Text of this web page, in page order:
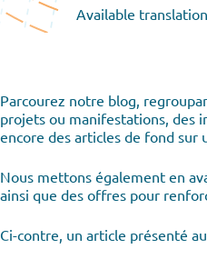
Available
Parcourez notre blog,
projets ou manifestations, des
encore des articles de fond sur
Nous mettons également en
ainsi que des offres pour
Ci-contre, un article présenté